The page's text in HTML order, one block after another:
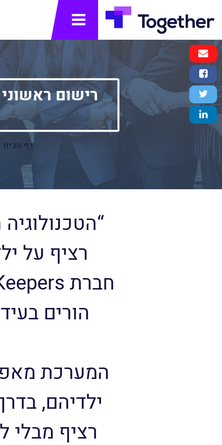
תפריט
דף הבית
רציף על
הורים
המערכת
ילדיהם,
רציף מבלי
Email
Message
Facebook
Share
Twitter
Tweet
LinkedIn
Share